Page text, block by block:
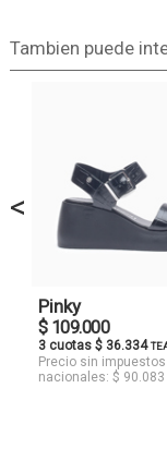
Tambien puede
<
Pinky
$ 109.000
3 cuotas $ 36.334
Precio sin impuestos
nacionales: $ 90.083